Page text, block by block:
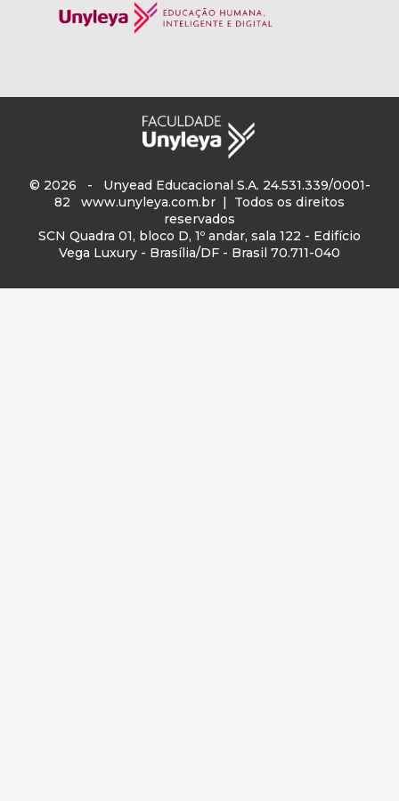
© 2026 - Unyead Educacional S.A. 24.531.339/0001-
82 www.unyleya.com.br | Todos os direitos
reservados
SCN Quadra 01, bloco D, 1º andar, sala 122 - Edifício
Vega Luxury - Brasília/DF - Brasil 70.711-040